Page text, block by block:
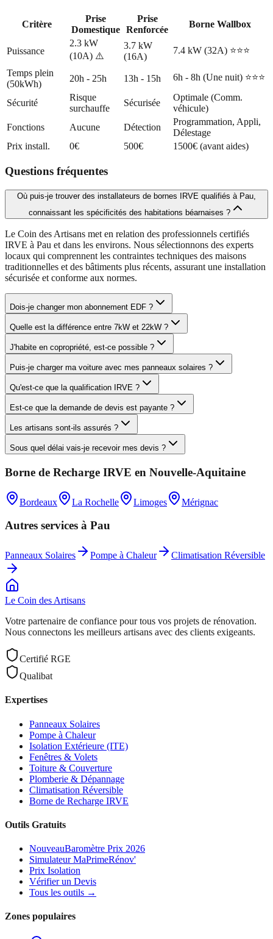
Critère
Prise
Domestique
Prise
Renforcée
Borne Wallbox
Puissance
2.3 kW
(10A) ⚠️
3.7 kW
(16A)
7.4 kW (32A) ⭐⭐⭐
Temps plein
(50kWh)
20h - 25h 13h - 15h 6h - 8h (Une nuit) ⭐⭐⭐
Sécurité
Risque
surchauffe
Sécurisée
Optimale (Comm.
véhicule)
Fonctions
Aucune Détection
Programmation, Appli,
Délestage
Prix install.
0€ 500€ 1500€ (avant aides)
Questions fréquentes
Où puis-je trouver des installateurs de bornes IRVE qualifiés à Pau,
connaissant les spécificités des habitations béarnaises ?
Le Coin des Artisans met en relation des professionnels certifiés
IRVE à Pau et dans les environs. Nous sélectionnons des experts
locaux qui comprennent les contraintes techniques des maisons
traditionnelles et des bâtiments plus récents, assurant une installation
sécurisée et conforme aux normes.
Dois-je changer mon abonnement EDF ?
Quelle est la différence entre 7kW et 22kW ?
J'habite en copropriété, est-ce possible ?
Puis-je charger ma voiture avec mes panneaux solaires ?
Qu'est-ce que la qualification IRVE ?
Est-ce que la demande de devis est payante ?
Les artisans sont-ils assurés ?
Sous quel délai vais-je recevoir mes devis ?
Borne de Recharge IRVE en Nouvelle-Aquitaine
Bordeaux La Rochelle Limoges Mérignac
Autres services à Pau
Panneaux Solaires Pompe à Chaleur Climatisation Réversible
Le Coin des Artisans
Votre partenaire de confiance pour tous vos projets de rénovation.
Nous connectons les meilleurs artisans avec des clients exigeants.
Certifié RGE
Qualibat
Expertises
Panneaux Solaires
Pompe à Chaleur
Isolation Extérieure (ITE)
Fenêtres & Volets
Toiture & Couverture
Plomberie & Dépannage
Climatisation Réversible
Borne de Recharge IRVE
Outils Gratuits
NouveauBaromètre Prix 2026
Simulateur MaPrimeRénov'
Prix Isolation
Vérifier un Devis
Tous les outils →
Zones populaires